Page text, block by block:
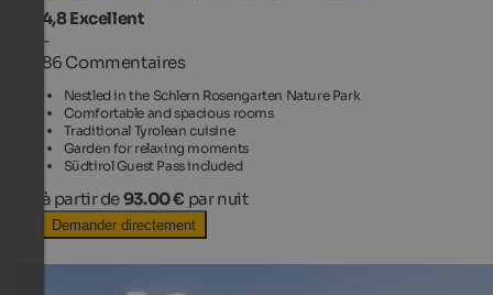
4,8Excellent
-
86 Commentaires
Nestled in the Schlern Rosengarten Nature Park
Comfortable and spacious rooms
Traditional Tyrolean cuisine
Garden for relaxing moments
Südtirol Guest Pass included
à partir de93.00 € par nuit
Demander directement